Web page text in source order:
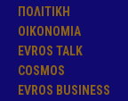
ΠΟΛΙΤΙΚΗ
ΟΙΚΟΝΟΜΙΑ
EVROS TALK
COSMOS
EVROS BUSINESS